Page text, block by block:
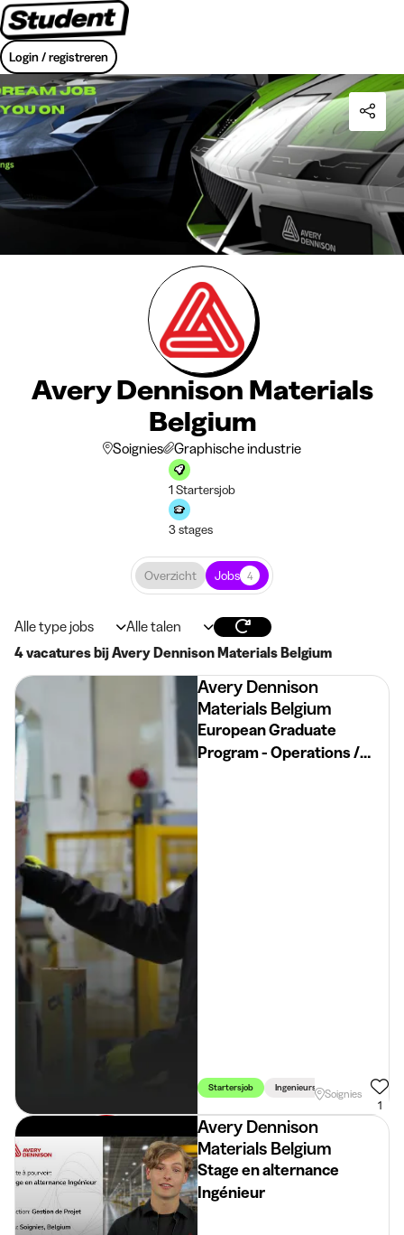
Login / registreren
Avery Dennison Materials
Belgium
Soignies Graphische industrie
1 Startersjob
3 stages
Overzicht Jobs 4
Alle type jobs
Alle talen
4 vacatures bij Avery Dennison Materials Belgium
Avery Dennison
Materials Belgium
European Graduate
Program - Operations /
Startersjob Ingenieurswetenschappen
Soignies
1
Avery Dennison
Materials Belgium
Stage en alternance
Ingénieur